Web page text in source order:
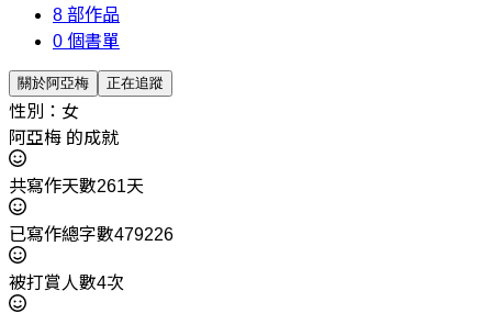
8 部作品
0 個書單
關於阿亞梅 正在追蹤
性別：女
阿亞梅 的成就
共寫作天數261天
已寫作總字數479226
被打賞人數4次